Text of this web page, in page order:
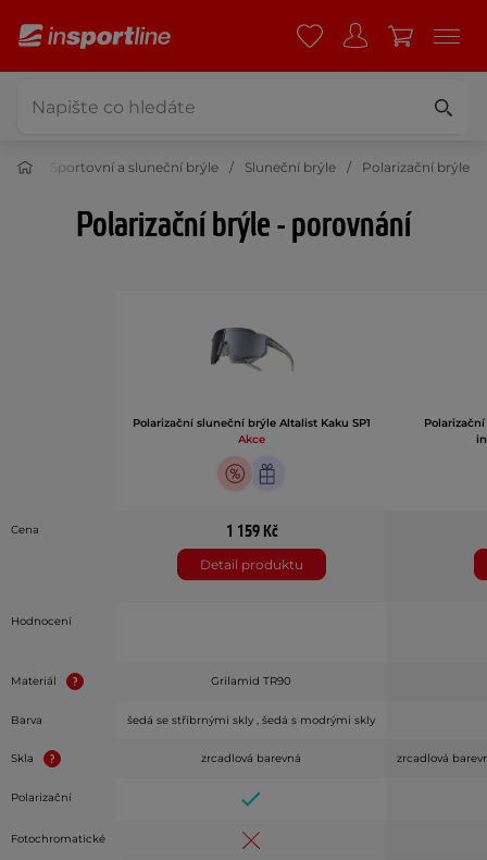
Sportovní a sluneční brýle Sluneční brýle Polarizační brýle
Polarizační brýle - porovnání
Polarizační sluneční brýle Altalist Kaku SP1
Akce
Cena 1 159 Kč
Detail produktu
Hodnocení
Materiál Grilamid TR90
Barva šedá se stříbrnými skly , šedá s modrými skly
Skla zrcadlová barevná zrcadlová
Polarizační
Fotochromatické